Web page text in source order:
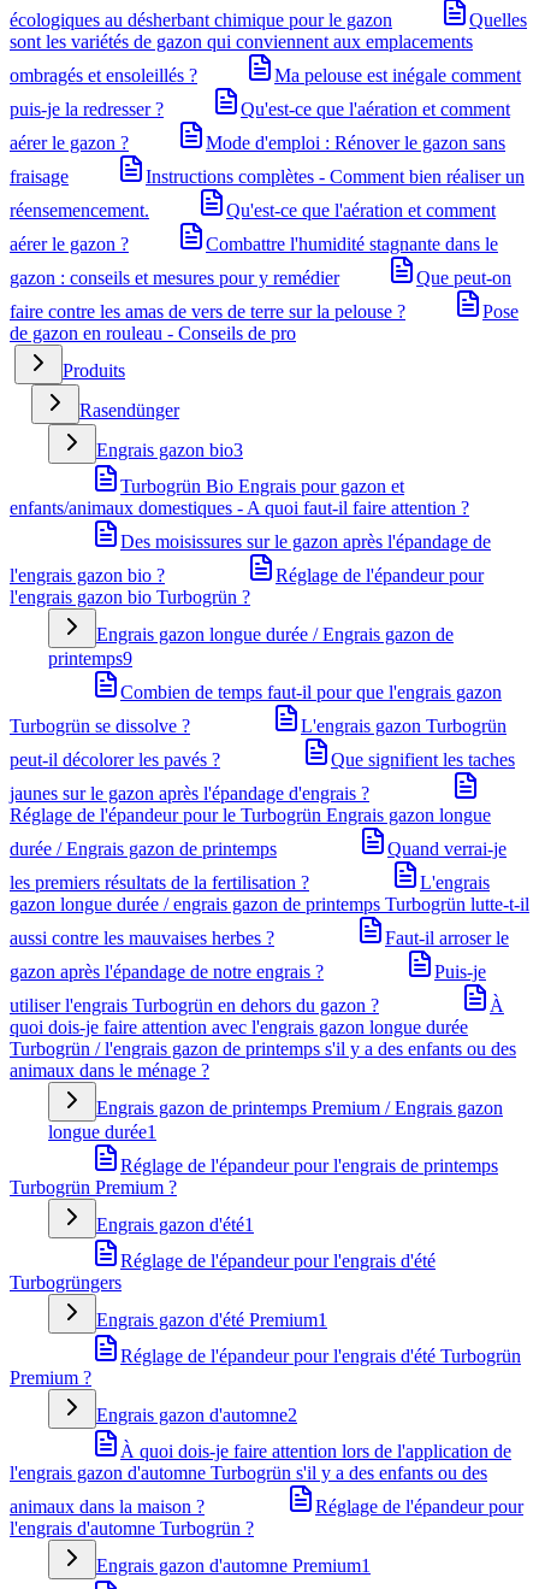
écologiques au désherbant chimique pour le gazon
Quelles
sont les variétés de gazon qui conviennent aux emplacements
ombragés et ensoleillés ?
Ma pelouse est inégale comment
puis-je la redresser ?
Qu'est-ce que l'aération et comment
aérer le gazon ?
Mode d'emploi : Rénover le gazon sans
fraisage
Instructions complètes - Comment bien réaliser un
réensemencement.
Qu'est-ce que l'aération et comment
aérer le gazon ?
Combattre l'humidité stagnante dans le
gazon : conseils et mesures pour y remédier
Que peut-on
faire contre les amas de vers de terre sur la pelouse ?
Pose
de gazon en rouleau - Conseils de pro
Produits
Rasendünger
Engrais gazon bio3
Turbogrün Bio Engrais pour gazon et
enfants/animaux domestiques - A quoi faut-il faire attention ?
Des moisissures sur le gazon après l'épandage de
l'engrais gazon bio ?
Réglage de l'épandeur pour
l'engrais gazon bio Turbogrün ?
Engrais gazon longue durée / Engrais gazon de
printemps9
Combien de temps faut-il pour que l'engrais gazon
Turbogrün se dissolve ?
L'engrais gazon Turbogrün
peut-il décolorer les pavés ?
Que signifient les taches
jaunes sur le gazon après l'épandage d'engrais ?
Réglage de l'épandeur pour le Turbogrün Engrais gazon longue
durée / Engrais gazon de printemps
Quand verrai-je
les premiers résultats de la fertilisation ?
L'engrais
gazon longue durée / engrais gazon de printemps Turbogrün lutte-t-il
aussi contre les mauvaises herbes ?
Faut-il arroser le
gazon après l'épandage de notre engrais ?
Puis-je
utiliser l'engrais Turbogrün en dehors du gazon ?
À
quoi dois-je faire attention avec l'engrais gazon longue durée
Turbogrün / l'engrais gazon de printemps s'il y a des enfants ou des
animaux dans le ménage ?
Engrais gazon de printemps Premium / Engrais gazon
longue durée1
Réglage de l'épandeur pour l'engrais de printemps
Turbogrün Premium ?
Engrais gazon d'été1
Réglage de l'épandeur pour l'engrais d'été
Turbogrüngers
Engrais gazon d'été Premium1
Réglage de l'épandeur pour l'engrais d'été Turbogrün
Premium ?
Engrais gazon d'automne2
À quoi dois-je faire attention lors de l'application de
l'engrais gazon d'automne Turbogrün s'il y a des enfants ou des
animaux dans la maison ?
Réglage de l'épandeur pour
l'engrais d'automne Turbogrün ?
Engrais gazon d'automne Premium1